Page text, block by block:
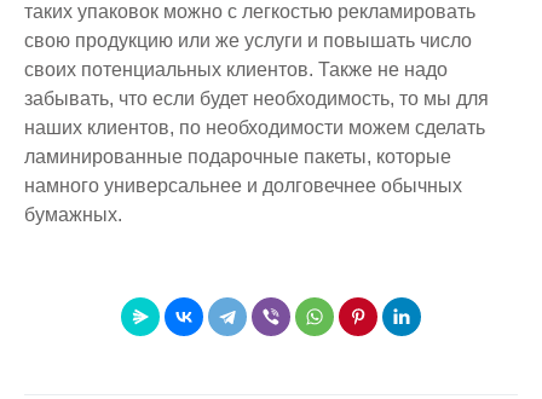
таких упаковок можно с легкостью рекламировать
свою продукцию или же услуги и повышать число
своих потенциальных клиентов. Также не надо
забывать, что если будет необходимость, то мы для
наших клиентов, по необходимости можем сделать
ламинированные подарочные пакеты, которые
намного универсальнее и долговечнее обычных
бумажных.